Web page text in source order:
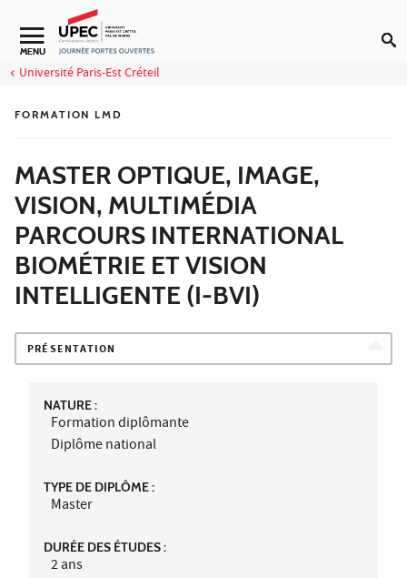
Aller au contenu
MENU
Université Paris-Est Créteil
FORMATION LMD
MASTER OPTIQUE, IMAGE,
VISION, MULTIMÉDIA
PARCOURS INTERNATIONAL
BIOMÉTRIE ET VISION
INTELLIGENTE (I-BVI)
PRÉSENTATION
NATURE :
Formation diplômante
Diplôme national
TYPE DE DIPLÔME :
Master
DURÉE DES ÉTUDES :
2 ans